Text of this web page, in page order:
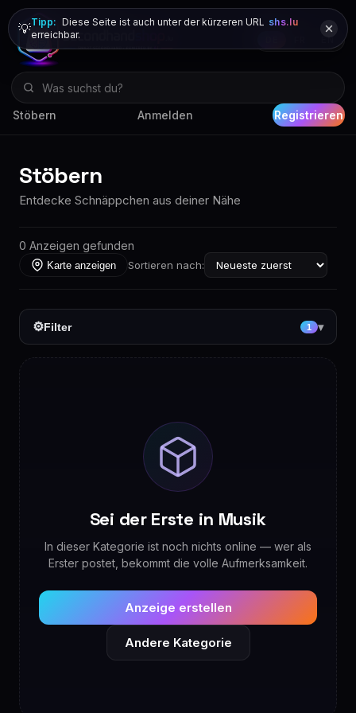
Stöbern Anmelden Registrieren
💡Tipp: Diese Seite ist auch unter der kürzeren URL shs.lu
erreichbar.
Stöbern
Entdecke Schnäppchen aus deiner Nähe
0 Anzeigen gefunden
Karte anzeigen Sortieren nach:
⚙Filter 1 ▾
Sei der Erste in Musik
In dieser Kategorie ist noch nichts online — wer als
Erster postet, bekommt die volle Aufmerksamkeit.
Anzeige erstellen
Andere Kategorie